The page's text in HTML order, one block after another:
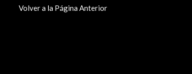
Volver a la Página Anterior